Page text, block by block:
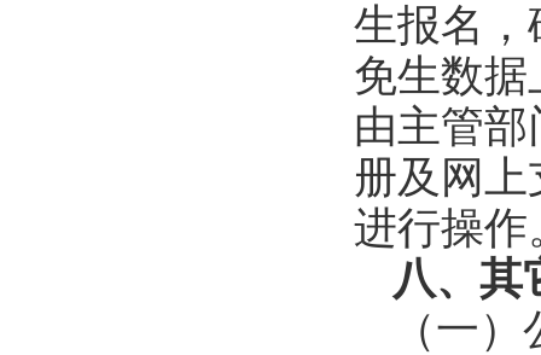
生报名，
免生数据
由主管
册及网
进行操作
八、其
（一